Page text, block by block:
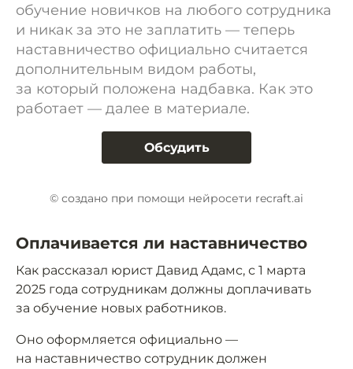
обучение новичков на любого сотрудника
и никак за это не заплатить — теперь
наставничество официально считается
дополнительным видом работы,
за который положена надбавка. Как это
работает — далее в материале.
Обсудить
© создано при помощи нейросети recraft.ai
Оплачивается ли наставничество
Как рассказал юрист Давид Адамс, с 1 марта
2025 года сотрудникам должны доплачивать
за обучение новых работников.
Оно оформляется официально —
на наставничество сотрудник должен